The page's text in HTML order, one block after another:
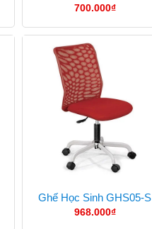
700.000₫
Ghế Học Sinh GHS05-S
968.000₫